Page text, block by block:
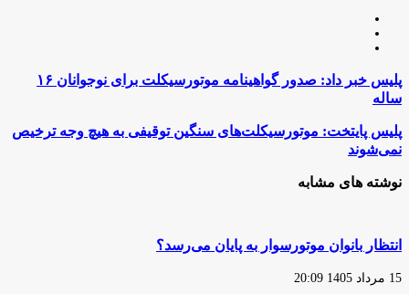
پلیس
خبر
داد:
صدور
گواهینامه
موتورسیکلت
نوجوانان
پلیس خبر داد: صدور گواهینامه موتورسیکلت برای نوجوانان ۱۶
ساله
پلیس
پایتخت:
موتورسیکلت‌های
سنگین
توقیفی
وجه
ترخیص
نمی‌شوند
پلیس پایتخت: موتورسیکلت‌های سنگین توقیفی به هیچ وجه ترخیص
نمی‌شوند
نوشته های مشابه
انتظار بانوان موتورسوار به پایان می‌رسد؟
15 مرداد 1405 20:09